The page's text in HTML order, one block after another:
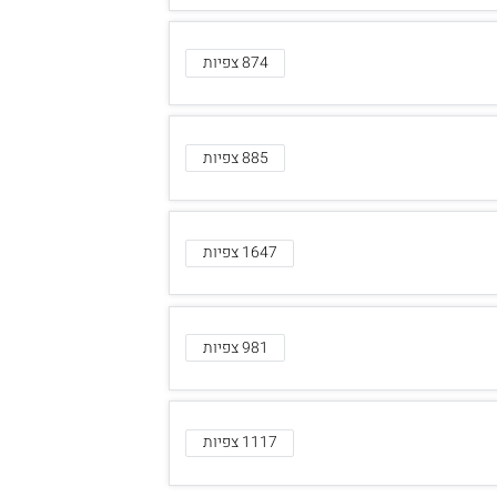
874 צפיות
885 צפיות
1647 צפיות
981 צפיות
1117 צפיות